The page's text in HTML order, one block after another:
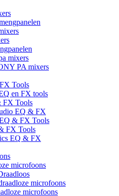
mixers
PA mixers
Tools
en FX tools
FX Tools
EQ & FX
& FX Tools
FX Tools
EQ & FX
microfoons
microfoons
microfoons